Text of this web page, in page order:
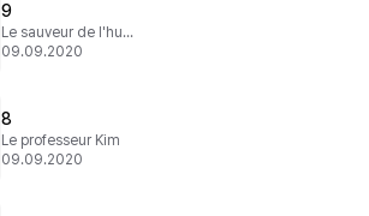
9
Le sauveur de l'humanité
09.09.2020
8
Le professeur Kim
09.09.2020